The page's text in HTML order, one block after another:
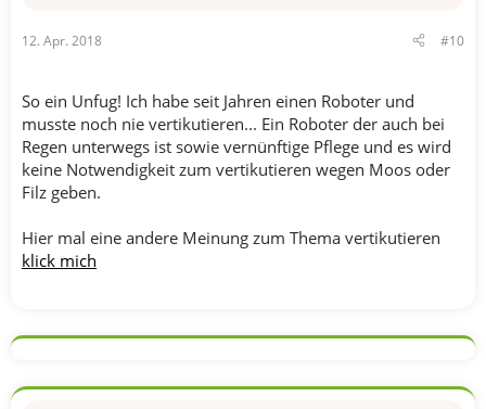
12. Apr. 2018 #10
So ein Unfug! Ich habe seit Jahren einen Roboter und
musste noch nie vertikutieren... Ein Roboter der auch bei
Regen unterwegs ist sowie vernünftige Pflege und es wird
keine Notwendigkeit zum vertikutieren wegen Moos oder
Filz geben.
Hier mal eine andere Meinung zum Thema vertikutieren
klick mich